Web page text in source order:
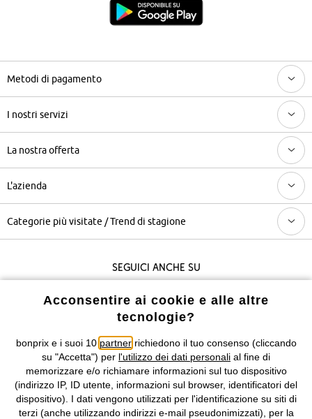
Metodi di pagamento
I nostri servizi
La nostra offerta
L'azienda
Categorie più visitate / Trend di stagione
Seguici anche su
I prezzi sono IVA inclusa. Non includonole spese di spedizione e i
costi di servizio.
Condizioni di vendita Accessibilità
Informativa privacy e cookie Gestione dei cookie
Acconsentire ai cookie e alle altre
tecnologie?
bonprix e i suoi 10 partnerrichiedono il tuo consenso (cliccando
su "Accetta") per l'utilizzo dei dati personali al fine di
memorizzare e/o richiamare informazioni sul tuo dispositivo
(indirizzo IP, ID utente, informazioni sul browser, identificatori del
dispositivo). I dati vengono utilizzati per l'identificazione su siti di
terzi (anche utilizzando indirizzi e-mail pseudonimizzati), per la